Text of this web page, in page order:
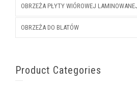
OBRZEŻA PŁYTY WIÓROWEJ
OBRZEŻA DO BLATÓW
Product Categories